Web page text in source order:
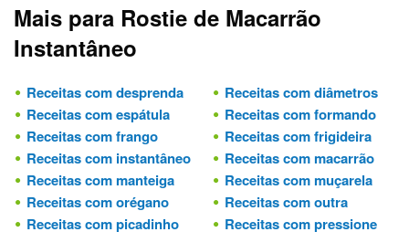
Mais para Rostie de Macarrão
Instantâneo
Receitas com desprenda
Receitas com diâmetros
Receitas com espátula
Receitas com formando
Receitas com frango
Receitas com frigideira
Receitas com instantâneo
Receitas com macarrão
Receitas com manteiga
Receitas com muçarela
Receitas com orégano
Receitas com outra
Receitas com picadinho
Receitas com pressione